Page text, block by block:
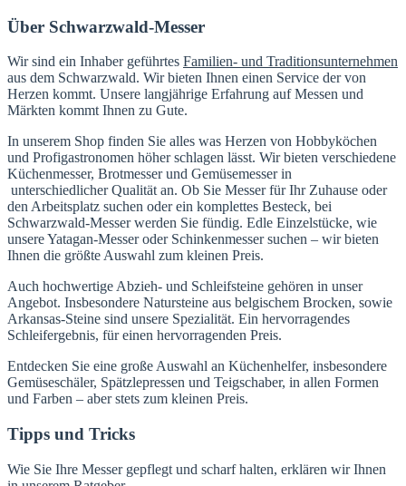
Über Schwarzwald-Messer
Wir sind ein Inhaber geführtes Familien- und Traditionsunternehmen
aus dem Schwarzwald. Wir bieten Ihnen einen Service der von
Herzen kommt. Unsere langjährige Erfahrung auf Messen und
Märkten kommt Ihnen zu Gute.
In unserem Shop finden Sie alles was Herzen von Hobbyköchen
und Profigastronomen höher schlagen lässt. Wir bieten verschiedene
Küchenmesser, Brotmesser und Gemüsemesser in
unterschiedlicher Qualität an. Ob Sie Messer für Ihr Zuhause oder
den Arbeitsplatz suchen oder ein komplettes Besteck, bei
Schwarzwald-Messer werden Sie fündig. Edle Einzelstücke, wie
unsere Yatagan-Messer oder Schinkenmesser suchen – wir bieten
Ihnen die größte Auswahl zum kleinen Preis.
Auch hochwertige Abzieh- und Schleifsteine gehören in unser
Angebot. Insbesondere Natursteine aus belgischem Brocken, sowie
Arkansas-Steine sind unsere Spezialität. Ein hervorragendes
Schleifergebnis, für einen hervorragenden Preis.
Entdecken Sie eine große Auswahl an Küchenhelfer, insbesondere
Gemüseschäler, Spätzlepressen und Teigschaber, in allen Formen
und Farben – aber stets zum kleinen Preis.
Tipps und Tricks
Wie Sie Ihre Messer gepflegt und scharf halten, erklären wir Ihnen